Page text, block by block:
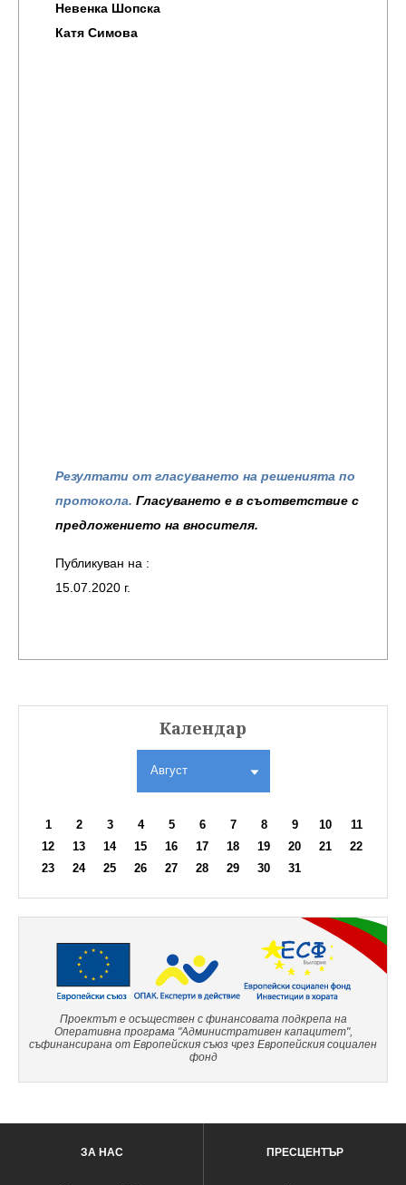
Невенка Шопска
Катя Симова
Резултати от гласуването на решенията по
протокола. Гласуването е в съответствие с
предложението на вносителя.
Публикуван на :
15.07.2020 г.
Календар
Август
1 2 3 4 5 6 7 8 9 10
11
12
13 14 15 16 17 18 19 20 21
22
23
24 25 26 27 28 29 30 31
Проектът е осъществен с финансовата подкрепа на
Оперативна програма "Административен капацитет",
съфинансирана от Европейския съюз чрез Европейския социален
фонд
ЗА НАС ПРЕСЦЕНТЪР